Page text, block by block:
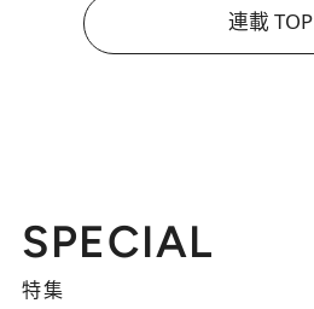
連載 TOP
SPECIAL
特集